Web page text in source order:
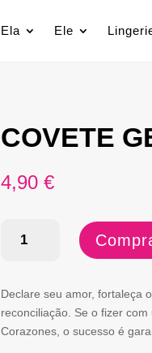
Ela Ele
COVETE
4,90 €
GELO
CORAÇOES
Declare seu amor, fortaleça
reconciliação. Se o fizer
Corazones, o sucesso é